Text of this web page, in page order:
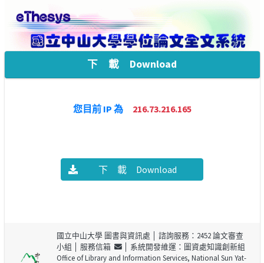
下 載 Download
您目前 IP 為 216.73.216.165
下 載 Download
國立中山大學 圖書與資訊處 │ 諮詢服務：2452 論文審查
小組 │ 服務信箱
│ 系統開發維運：圖資處知識創新組
Office of Library and Information Services, National Sun Yat-